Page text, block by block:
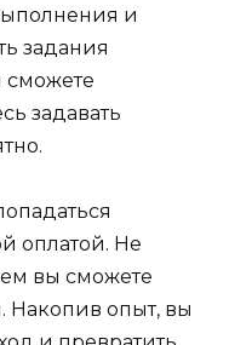
и
задания
сможете
задавать
оплатой. Не
вы сможете
Накопив опыт, вы